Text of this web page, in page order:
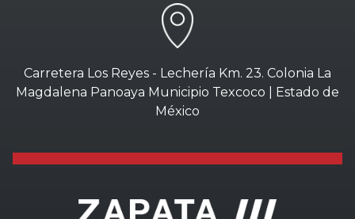
Carretera Los Reyes - Lechería Km. 23. Colonia La
Magdalena Panoaya Municipio Texcoco | Estado de
México